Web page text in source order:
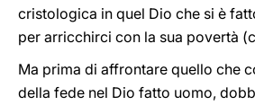
cristologica in quel Dio che si è
per arricchirci con la sua povertà
Ma prima di affrontare quello che
della fede nel Dio fatto uomo,